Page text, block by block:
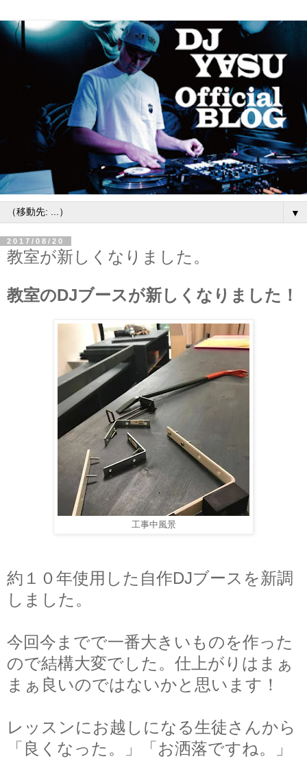
▼
2017/08/20
教室が新しくなりました。
教室のDJブースが新しくなりました！
工事中風景
約１０年使用した自作DJブースを新調
しました。
今回今までで一番大きいものを作った
ので結構大変でした。仕上がりはまぁ
まぁ良いのではないかと思います！
レッスンにお越しになる生徒さんから
「良くなった。」「お洒落ですね。」